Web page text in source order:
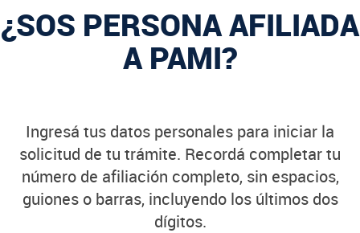
¿SOS PERSONA AFILIADA
A PAMI?
Ingresá tus datos personales para iniciar la
solicitud de tu trámite. Recordá completar tu
número de afiliación completo, sin espacios,
guiones o barras, incluyendo los últimos dos
dígitos.